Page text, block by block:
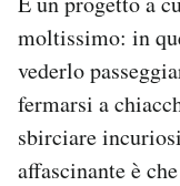
moltissimo: in
vederlo
fermarsi a
sbirciare
affascinante è